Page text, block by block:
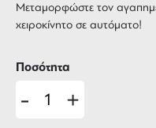
Μεταμορφώστε τον
χειροκίνητο σε αυτόματο!
Ποσότητα
- +